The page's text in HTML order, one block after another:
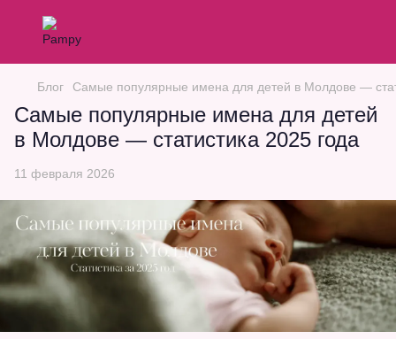
Блог Самые популярные имена для детей в Молдове —
Самые популярные имена для детей
в Молдове — статистика 2025 года
11 февраля 2026